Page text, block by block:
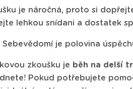
je náročná, proto si
lehkou snídani a dostatek
Sebevědomí je polovina
zkoušku je běh na delší
Pokud potřebujete